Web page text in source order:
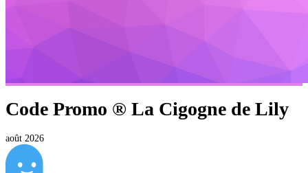
Code Promo ® La Cigogne de Lily
août 2026